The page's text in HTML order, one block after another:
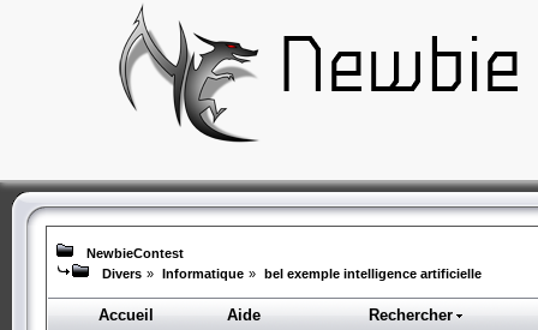
NewbieContest
Divers » Informatique » bel exemple intelligence artificielle
Accueil Aide Rechercher